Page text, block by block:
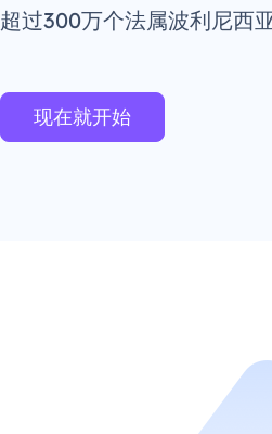
超过300万个法属波利尼西
现在就开始